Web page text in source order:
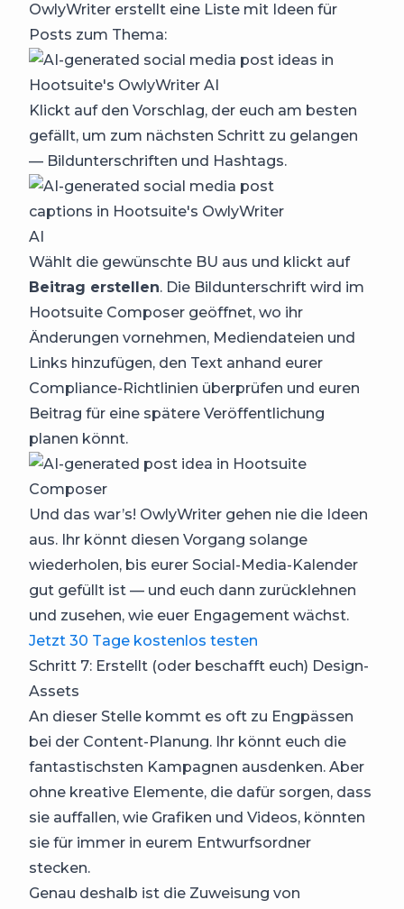
OwlyWriter erstellt eine Liste mit Ideen für
Posts zum Thema:
Klickt auf den Vorschlag, der euch am besten
gefällt, um zum nächsten Schritt zu gelangen
— Bildunterschriften und Hashtags.
Wählt die gewünschte BU aus und klickt auf
Beitrag erstellen. Die Bildunterschrift wird im
Hootsuite Composer geöffnet, wo ihr
Änderungen vornehmen, Mediendateien und
Links hinzufügen, den Text anhand eurer
Compliance-Richtlinien überprüfen und euren
Beitrag für eine spätere Veröffentlichung
planen könnt.
Und das war’s! OwlyWriter gehen nie die Ideen
aus. Ihr könnt diesen Vorgang solange
wiederholen, bis eurer Social-Media-Kalender
gut gefüllt ist — und euch dann zurücklehnen
und zusehen, wie euer Engagement wächst.
Jetzt 30 Tage kostenlos testen
Schritt 7: Erstellt (oder beschafft euch) Design-
Assets
An dieser Stelle kommt es oft zu Engpässen
bei der Content-Planung. Ihr könnt euch die
fantastischsten Kampagnen ausdenken. Aber
ohne kreative Elemente, die dafür sorgen, dass
sie auffallen, wie Grafiken und Videos, könnten
sie für immer in eurem Entwurfsordner
stecken.
Genau deshalb ist die Zuweisung von